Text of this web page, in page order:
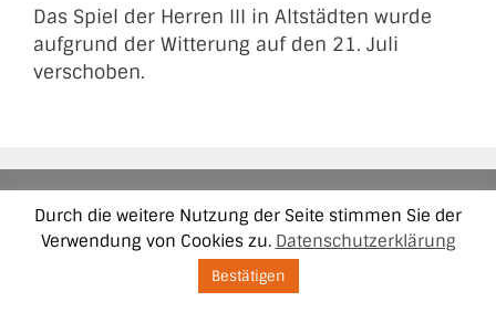
Das Spiel der Herren III in Altstädten wurde
aufgrund der Witterung auf den 21. Juli
verschoben.
Impressum Datenschutzerklärung Kontakt
© 2026 TSV Wiggensbach - Tennis
Durch die weitere Nutzung der Seite stimmen Sie der
Verwendung von Cookies zu. Datenschutzerklärung
Bestätigen